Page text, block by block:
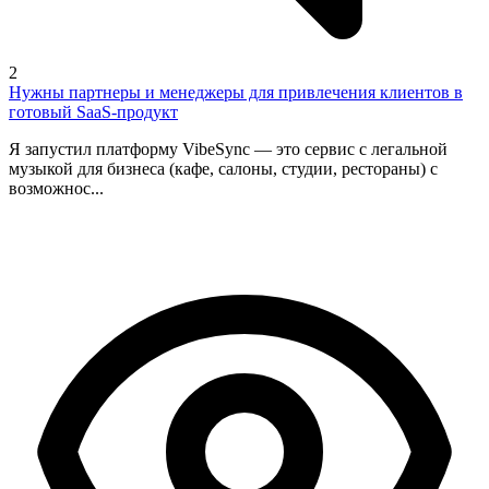
2
Нужны партнеры и менеджеры для привлечения клиентов в
готовый SaaS-продукт
Я запустил платформу VibeSync — это сервис с легальной
музыкой для бизнеса (кафе, салоны, студии, рестораны) с
возможнос...